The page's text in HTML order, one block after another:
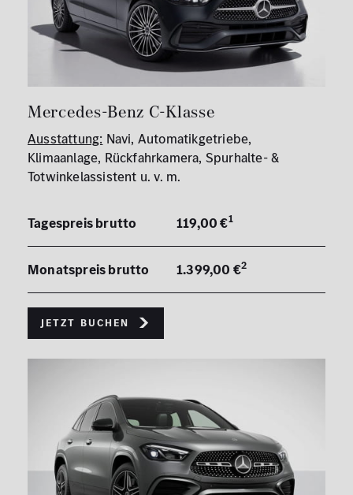
Mercedes-Benz C-Klasse
Ausstattung: Navi, Automatikgetriebe,
Klimaanlage, Rückfahrkamera, Spurhalte- &
Totwinkelassistent u. v. m.
Tagespreis brutto 119,00 €1
Monatspreis brutto 1.399,00 €2
Jetzt buchen